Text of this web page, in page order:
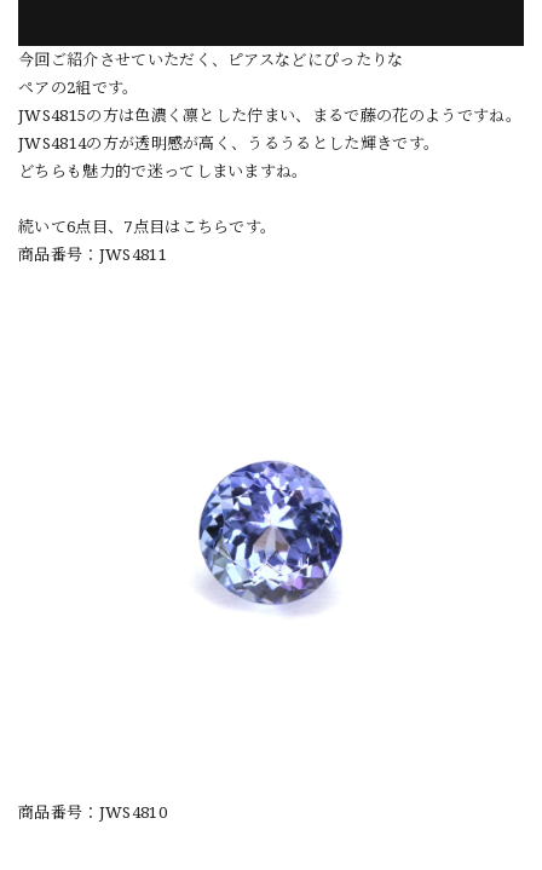
今回ご紹介させていただく、ピアスなどにぴったりな
ペアの2組です。
JWS4815の方は色濃く凛とした佇まい、まるで藤の花のようですね。
JWS4814の方が透明感が高く、うるうるとした輝きです。
どちらも魅力的で迷ってしまいますね。
続いて6点目、7点目はこちらです。
商品番号：JWS4811
商品番号：JWS4810